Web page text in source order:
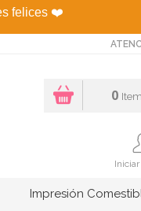
felices ❤️
0
Impresión